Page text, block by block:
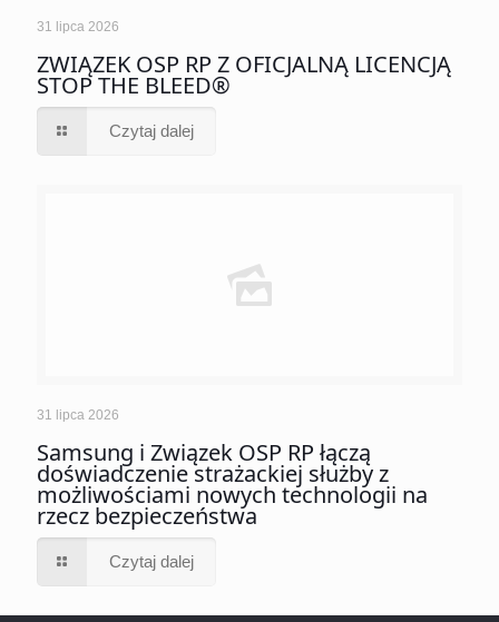
31 lipca 2026
ZWIĄZEK OSP RP Z OFICJALNĄ LICENCJĄ
STOP THE BLEED®
Czytaj dalej
31 lipca 2026
Samsung i Związek OSP RP łączą
doświadczenie strażackiej służby z
możliwościami nowych technologii na
rzecz bezpieczeństwa
Czytaj dalej